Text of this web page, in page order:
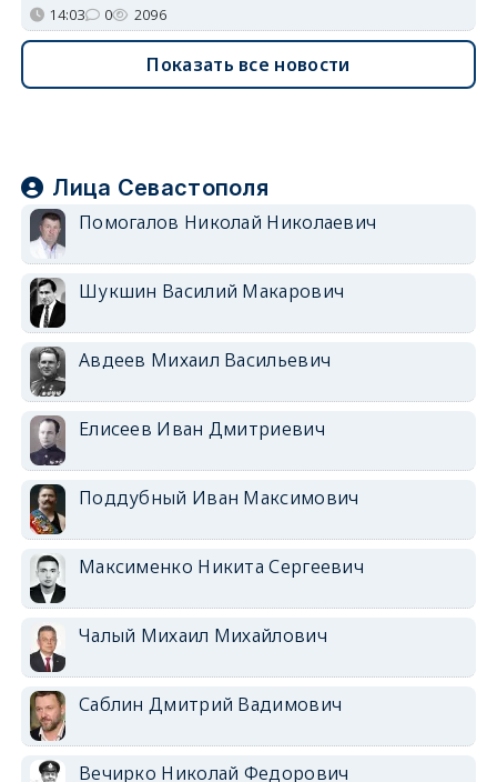
14:03 0 2096
Показать все новости
Лица Севастополя
Помогалов Николай Николаевич
Шукшин Василий Макарович
Авдеев Михаил Васильевич
Елисеев Иван Дмитриевич
Поддубный Иван Максимович
Максименко Никита Сергеевич
Чалый Михаил Михайлович
Саблин Дмитрий Вадимович
Вечирко Николай Федорович